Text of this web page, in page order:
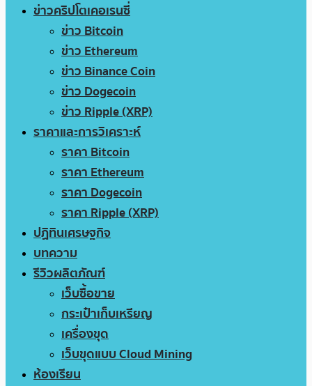
ข่าวคริปโตเคอเรนซี่
ข่าว Bitcoin
ข่าว Ethereum
ข่าว Binance Coin
ข่าว Dogecoin
ข่าว Ripple (XRP)
ราคาและการวิเคราะห์
ราคา Bitcoin
ราคา Ethereum
ราคา Dogecoin
ราคา Ripple (XRP)
ปฏิทินเศรษฐกิจ
บทความ
รีวิวผลิตภัณฑ์
เว็บซื้อขาย
กระเป๋าเก็บเหรียญ
เครื่องขุด
เว็บขุดแบบ Cloud Mining
ห้องเรียน